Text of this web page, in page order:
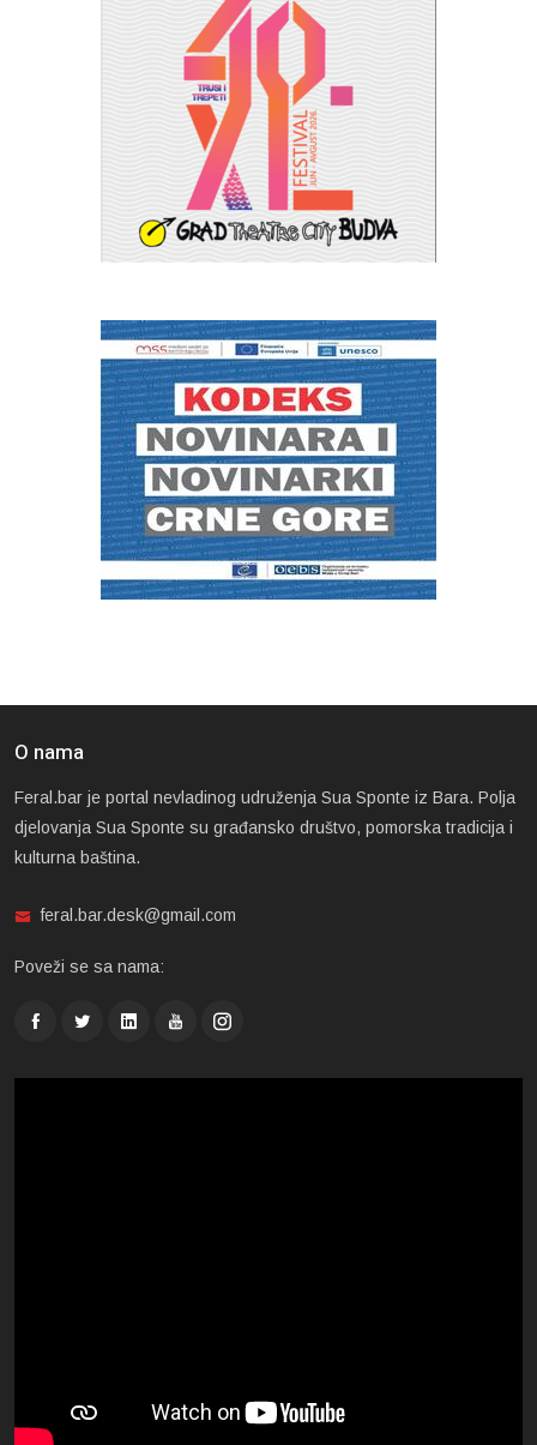
O nama
Feral.bar je portal nevladinog udruženja Sua Sponte iz Bara. Polja
djelovanja Sua Sponte su građansko društvo, pomorska tradicija i
kulturna baština.
feral.bar.desk@gmail.com
Poveži se sa nama: